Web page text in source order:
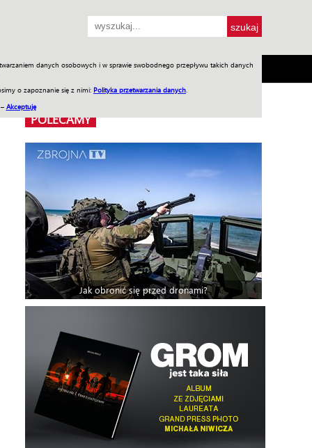
danych osobowych i w sprawie swobodnego przepływu takich danych
o zapoznanie się z nimi: Polityka przetwarzania danych
Akceptuję
SKLEP Jednodniówki Praca w WIW
POLECAMY
Jak obronić się przed dronami?